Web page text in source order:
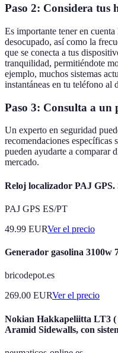
Paso 2: Considera tus
Es importante tener en
desocupado, así como la
que se conecta a tus
tranquilidad, permitiéndote
ejemplo, muchos sistemas
instantáneas en tu teléfono al
Paso 3: Consulta a un
Un experto en seguridad
recomendaciones específicas
pueden ayudarte a comparar
mercado.
Reloj localizador PAJ
PAJ GPS ES/PT
49.99 EURVer el precio
Generador gasolina 3100w
bricodepot.es
269.00 EURVer el precio
Nokian Hakkapeliitta LT3 (
Aramid Sidewalls, con